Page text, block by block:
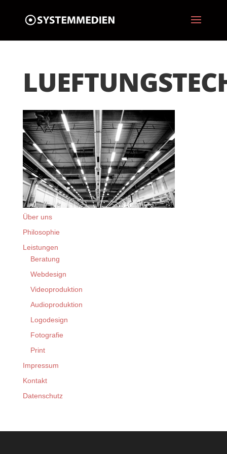
Über uns
Philosophie
Leistungen
Beratung
Webdesign
Videoproduktion
Audioproduktion
Logodesign
Fotografie
Print
Impressum
Kontakt
Datenschutz